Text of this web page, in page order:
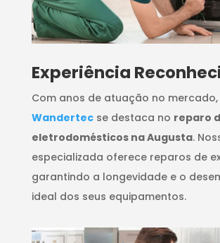
​Experiência
Com anos de atuação no mercado,
Wandertecse destaca no reparo
eletrodomésticos na Augusta.
especializada oferece reparos de
garantindo a longevidade e o
ideal dos seus equipamentos.